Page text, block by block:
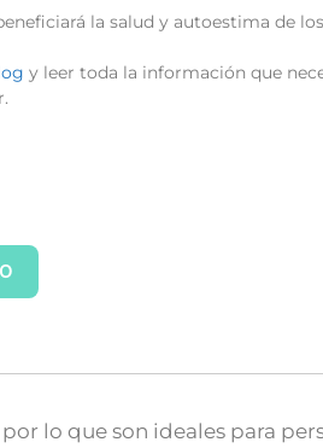
la salud y autoestima de
y leer toda la información que
lo que son ideales para